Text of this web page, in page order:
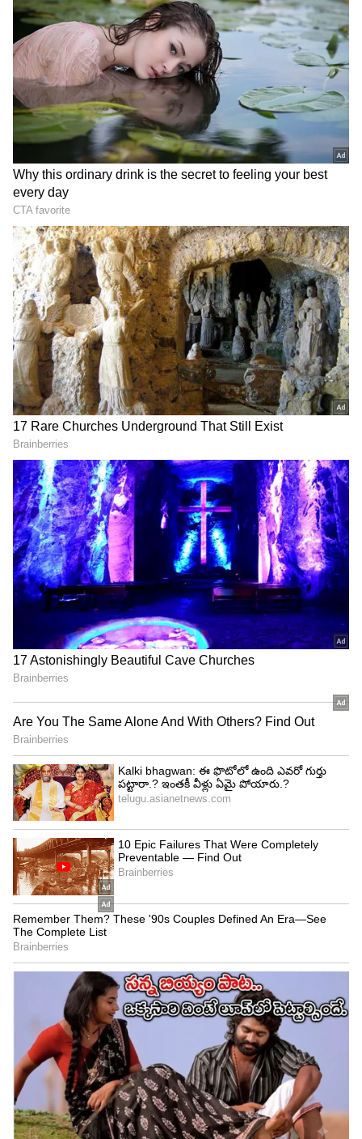
అయితే, మంగళవారం రాజస్థాన్‌లో మత పెద్దలు
నిర్వహించిన శాంతి ర్యాలీలో సర్వర్ చిస్తీ క‌నిపించారు.
హిందువులు, ముస్లింలు శాంతియుతంగా జీవించాలని కూడా
ఆయన విజ్ఞప్తి చేశారు. ‘‘దేశంలో శాంతి, సామరస్యాలు
నెలకొనాలని నా కోరిక. రెండు వర్గాల ప్రజలు శాంతి,
సామరస్యాలతో కలిసి జీవించాలని కోరుకుంటున్నాను' అని
సర్వర్ చిస్తీ అన్నారు. గత నెలలో, సర్వర్ చిస్తీ మేనల్లుడు
గౌహర్ చిస్తీ, నుపుర్ శర్మపై రెచ్చగొట్టే ప్రకటనలు చేశాడు.
చీరను నేసిన సీఎం చంద్రబాబు | CM
Chandrababu Chirala tour | Asianet
Telugu
బంగాళాఖాతంలో అల్పపీడనం...ఇక ఏపీలో
దంచుడే | Asianet News Telugu